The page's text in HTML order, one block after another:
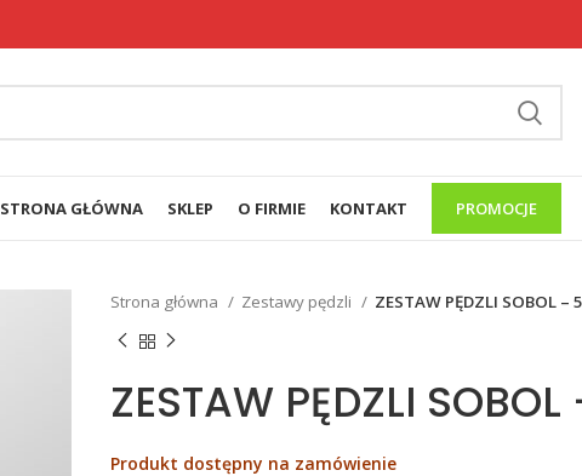
STRONA GŁÓWNA SKLEP O FIRMIE KONTAKT PROMOCJE
Strona główna Zestawy pędzli ZESTAW PĘDZLI SOBOL –
ZESTAW PĘDZLI
Produkt dostępny na zamówienie